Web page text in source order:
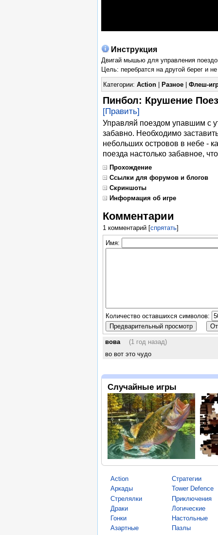
Инструкция
Двигай мышью для управления
Цель: перебратся на другой берег и
Категории: Action| Разное| Флеш-
Пинбол: Крушение
[Править]
Управляй поездом упавшим с
забавно. Необходимо
небольших островов в небе -
поезда настолько забавное,
Прохождение
Ссылки для форумов и блогов
Скриншоты
Информация об игре
Комментарии
1 комментарий[спрятать]
Имя:
Количество оставшихся символов:
вова
(1 год назад)
во вот это чудо
Случайные игры
Action
Аркады
Стрелялки
Драки
Гонки
Азартные
Стратегии
Tower Defence
Приключения
Логические
Настольные
Пазлы